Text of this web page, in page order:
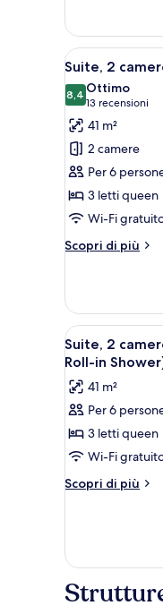
bagno
(Mobility)
2
camere
da
letto,
vasca
bagno
(Mobility)
Apri
tutte
le
foto
per
Suite,
2
camere
da
letto,
(Hearing)
9
Suite, 2
8,48,4 su 10
Ottimo
13 recensioni
(13
recensioni)
41 m²
2 camere
Per 6
3 letti queen
Wi-Fi
Scopri di più
Altri
2
camere
da
letto,
piscina
(Hearing)
Apri
tutte
le
foto
per
Suite,
2
camere
piscina
(Mobility,
Roll-
8
Suite, 2
Roll-in
41 m²
Per 6
3 letti queen
Wi-Fi
Scopri di più
Altri
camere
letto,